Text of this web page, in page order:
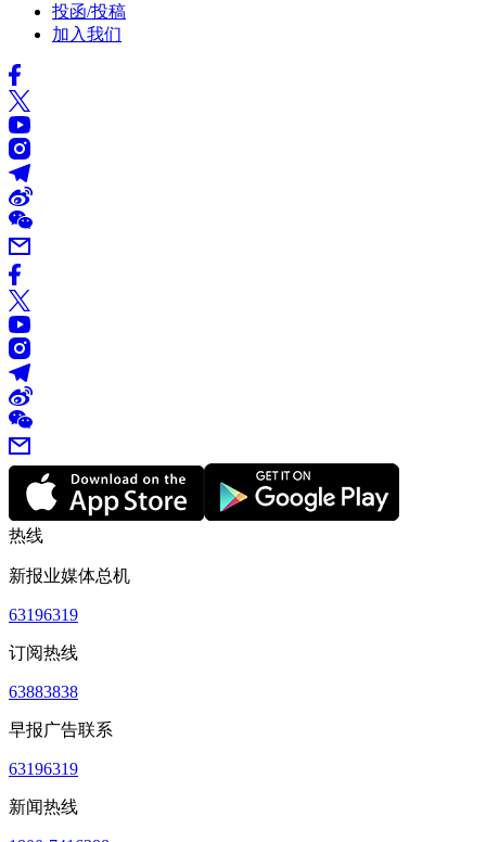
投函/投稿
加入我们
热线
新报业媒体总机
63196319
订阅热线
63883838
早报广告联系
63196319
新闻热线